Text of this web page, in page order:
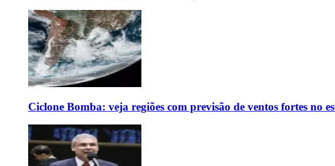
Ciclone Bomba: veja regiões com previsão de ventos fortes no